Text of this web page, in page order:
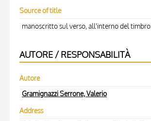
Source of title
manoscritto sul verso, all'interno del timbro
AUTORE / RESPONSABILITÀ
Autore
Gramignazzi Serrone, Valerio
Address